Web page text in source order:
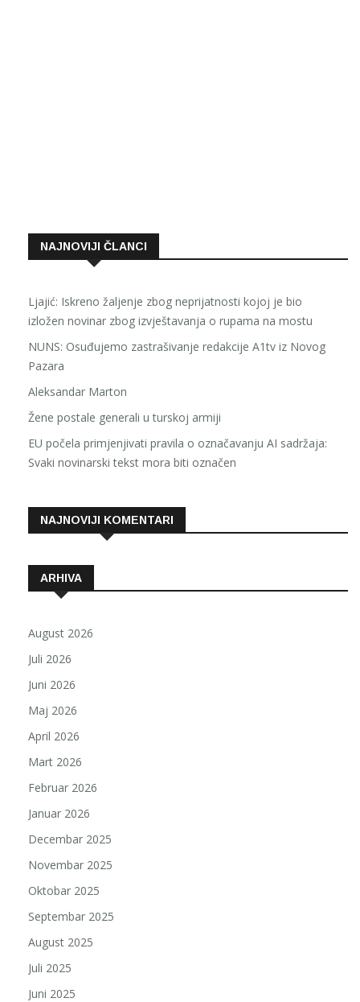
NAJNOVIJI ČLANCI
Ljajić: Iskreno žaljenje zbog neprijatnosti kojoj je bio
izložen novinar zbog izvještavanja o rupama na mostu
NUNS: Osuđujemo zastrašivanje redakcije A1tv iz Novog
Pazara
Aleksandar Marton
Žene postale generali u turskoj armiji
EU počela primjenjivati pravila o označavanju AI sadržaja:
Svaki novinarski tekst mora biti označen
NAJNOVIJI KOMENTARI
ARHIVA
August 2026
Juli 2026
Juni 2026
Maj 2026
April 2026
Mart 2026
Februar 2026
Januar 2026
Decembar 2025
Novembar 2025
Oktobar 2025
Septembar 2025
August 2025
Juli 2025
Juni 2025